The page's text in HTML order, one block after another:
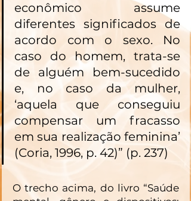
econômico assume
diferentes significados de
acordo com o sexo. No
caso do homem, trata-se
de alguém bem-sucedido
e, no caso da mulher,
‘aquela que conseguiu
compensar um fracasso
em sua realização feminina’
(Coria, 1996, p. 42)” (p. 237)
O trecho acima, do livro “Saúde